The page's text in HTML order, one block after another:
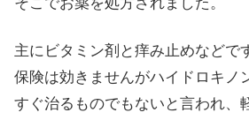
主にビタミン剤と痒み止めなどで
保険は効きませんがハイドロキノ
すぐ治るものでもないと言われ、